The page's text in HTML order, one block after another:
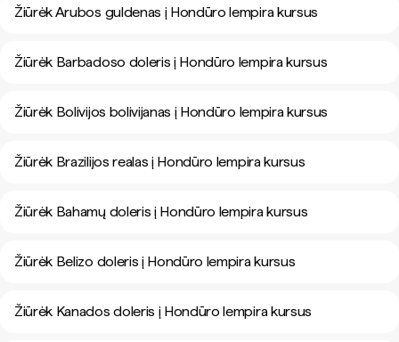
Žiūrėk Arubos guldenas į Hondūro lempira kursus
Žiūrėk Barbadoso doleris į Hondūro lempira kursus
Žiūrėk Bolivijos bolivijanas į Hondūro lempira kursus
Žiūrėk Brazilijos realas į Hondūro lempira kursus
Žiūrėk Bahamų doleris į Hondūro lempira kursus
Žiūrėk Belizo doleris į Hondūro lempira kursus
Žiūrėk Kanados doleris į Hondūro lempira kursus